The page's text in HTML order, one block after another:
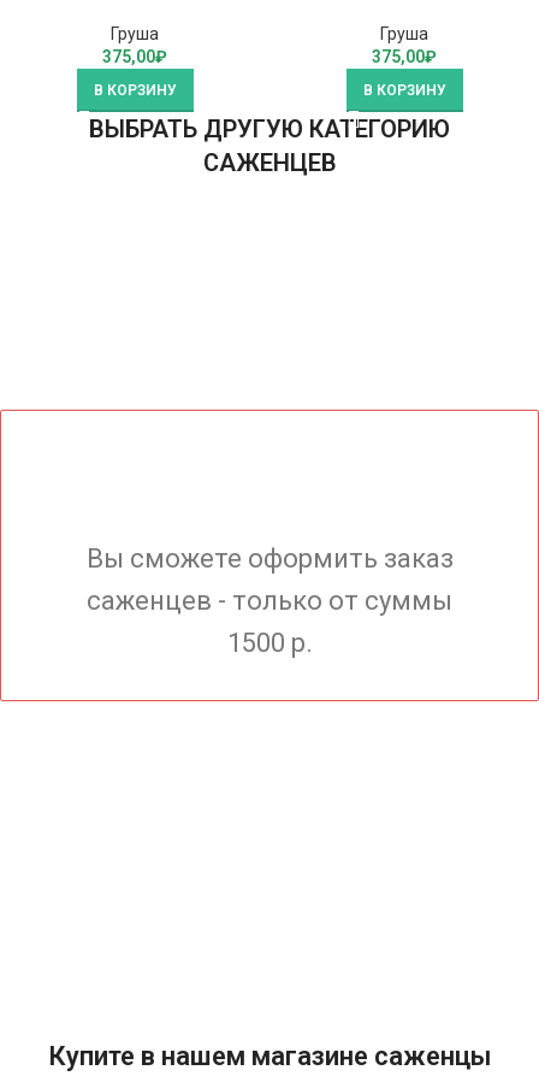
Груша
375,00₽
В КОРЗИНУ
Груша
375,00₽
В КОРЗИНУ
ВЫБРАТЬ ДРУГУЮ КАТЕГОРИЮ
САЖЕНЦЕВ
Вы сможете оформить заказ
саженцев - только от суммы
1500 р.
Купите в нашем магазине саженцы